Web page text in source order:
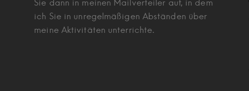
Sie dann in meinen Mailverteiler auf, in dem
ich Sie in unregelmäßigen Abständen über
meine Aktivitäten unterrichte.